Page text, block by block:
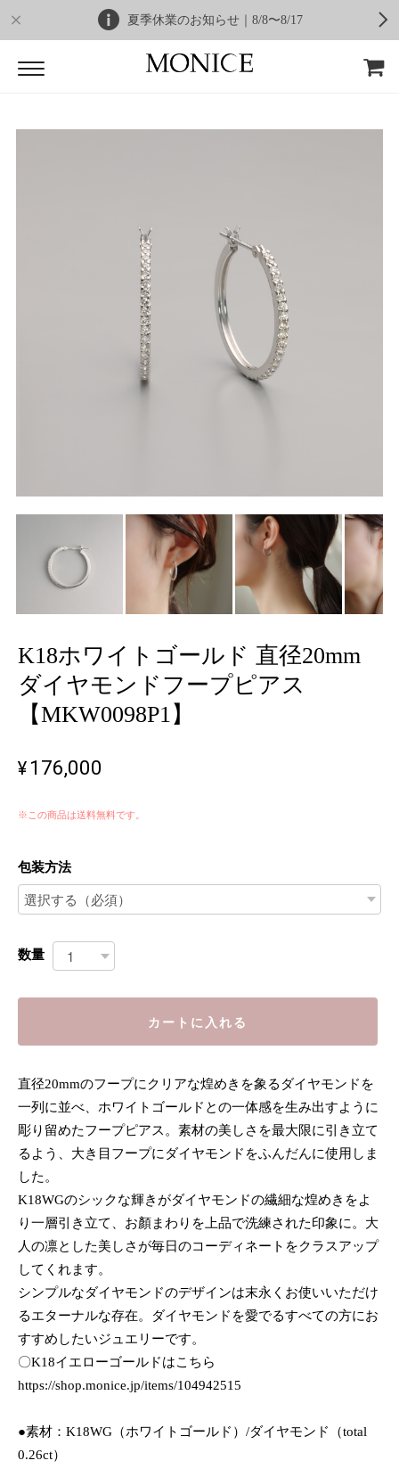
夏季休業のお知らせ｜8/8〜8/17
K18ホワイトゴールド 直径20mm
ダイヤモンドフープピアス
【MKW0098P1】
¥176,000
※この商品は送料無料です。
包装方法
数量
カートに入れる
直径20mmのフープにクリアな煌めきを象るダイヤモンドを
一列に並べ、ホワイトゴールドとの一体感を生み出すように
彫り留めたフープピアス。素材の美しさを最大限に引き立て
るよう、大き目フープにダイヤモンドをふんだんに使用しま
した。
K18WGのシックな輝きがダイヤモンドの繊細な煌めきをよ
り一層引き立て、お顏まわりを上品で洗練された印象に。大
人の凛とした美しさが毎日のコーディネートをクラスアップ
してくれます。
シンプルなダイヤモンドのデザインは末永くお使いいただけ
るエターナルな存在。ダイヤモンドを愛でるすべての方にお
すすめしたいジュエリーです。
〇K18イエローゴールドはこちら
https://shop.monice.jp/items/104942515
●素材：K18WG（ホワイトゴールド）/ダイヤモンド（total
0.26ct）